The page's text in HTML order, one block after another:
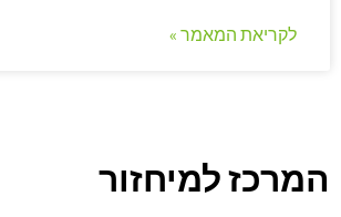
לקריאת המאמר »
המרכז למיחזור